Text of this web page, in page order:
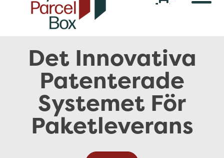
r
Det Innovativa
Patenterade
Systemet För
Paketleverans